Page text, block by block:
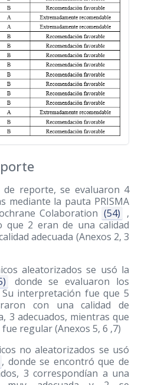
de reporte, se evaluaron 4
mediante la pauta PRISMA
Colaboration (54) ,
que 2 eran de una calidad
adecuada (Anexos 2, 3
aleatorizados se usó la
donde se evaluaron los
interpretación fue que 5
con una calidad de
3 adecuados, mientras que
regular (Anexos 5, 6 ,7)
no aleatorizados se usó
, donde se encontró que de
3 correspondían a una